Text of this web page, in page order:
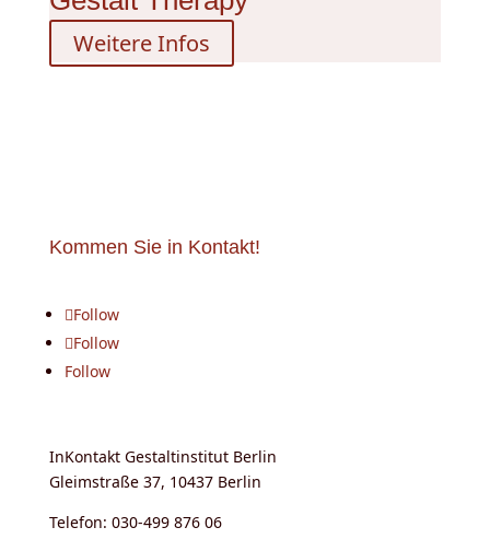
Weitere Infos
Kommen Sie in Kontakt!
Follow
Follow
Follow
InKontakt Gestaltinstitut Berlin
Gleimstraße 37, 10437 Berlin
Telefon: 030-499 876 06